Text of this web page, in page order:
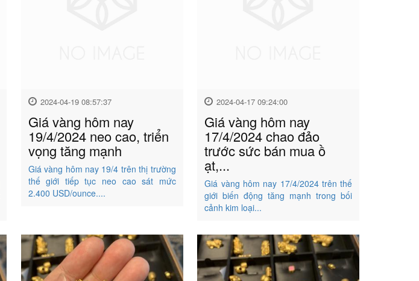
2024-04-19 08:57:37
Giá vàng hôm nay
19/4/2024 neo cao, triển
vọng tăng mạnh
Giá vàng hôm nay 19/4 trên thị trường
thế giới tiếp tục neo cao sát mức
2.400 USD/ounce....
2024-04-17 09:24:00
Giá vàng hôm nay
17/4/2024 chao đảo
trước sức bán mua ồ
ạt,...
Giá vàng hôm nay 17/4/2024 trên thế
giới biến động tăng mạnh trong bối
cảnh kim loại...